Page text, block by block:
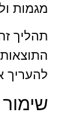
מגמות
תהליך
להעריך